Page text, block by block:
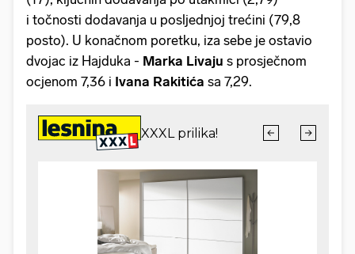
i točnosti dodavanja u posljednjoj trećini (79,8
posto). U konačnom poretku, iza sebe je ostavio
dvojac iz Hajduka - Marka Livaju s prosječnom
ocjenom 7,36 i Ivana Rakitića sa 7,29.